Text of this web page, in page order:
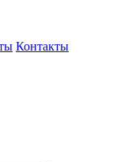
Контакты